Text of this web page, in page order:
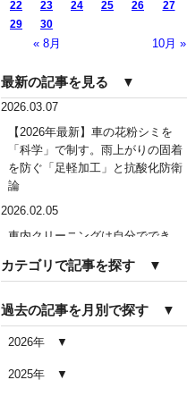
« 8月 10月 »
22 23 24 25 26 27
29
30
最新の記事を見る ▼
2026.03.07
【2026年最新】車の花粉シミを
「科学」で制す。雨上がりの固着
を防ぐ「足軽加工」と抗酸化防衛
論
2026.02.05
車内クリーニングは自分ででき
界を徹底解説
車内クリーニングで失敗する人の
共通点｜やってはいけない5つの判
2026.02.03
カテゴリで記事を探す ▼
過去の記事を月別で探す ▼
2026年
2025年